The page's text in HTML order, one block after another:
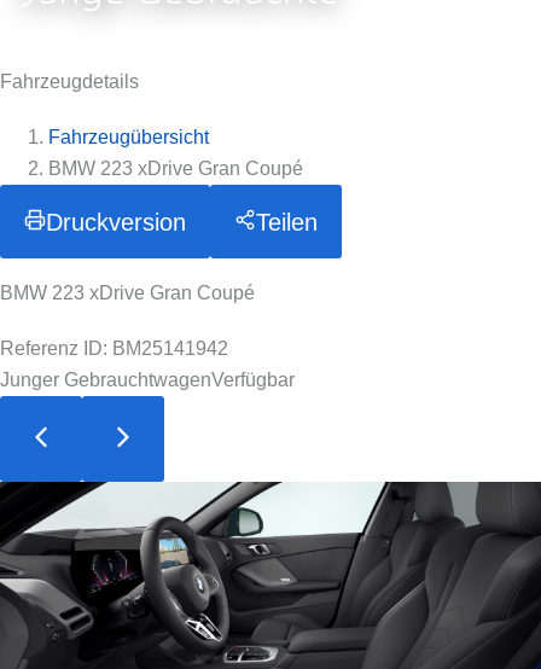
Fahrzeugdetails
Fahrzeugübersicht
BMW 223 xDrive Gran Coupé
Druckversion Teilen
BMW 223 xDrive Gran Coupé
Referenz ID: BM25141942
Junger GebrauchtwagenVerfügbar